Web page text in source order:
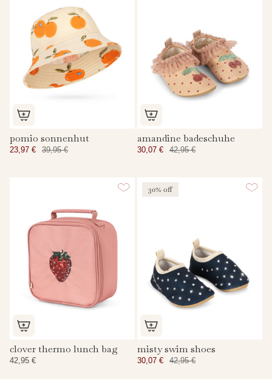
pomio sonnenhut
23,97 € 39,95 €
amandine badeschuhe
30,07 € 42,95 €
clover thermo lunch bag
42,95 €
30% off
misty swim shoes
30,07 € 42,95 €